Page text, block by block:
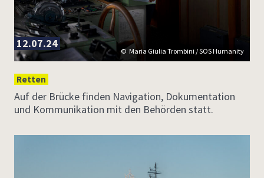
Maria Giulia Trombini / SOS Humanity
12.07.24
Retten
Auf der Brücke finden Navigation, Dokumentation
und Kommunikation mit den Behörden statt.